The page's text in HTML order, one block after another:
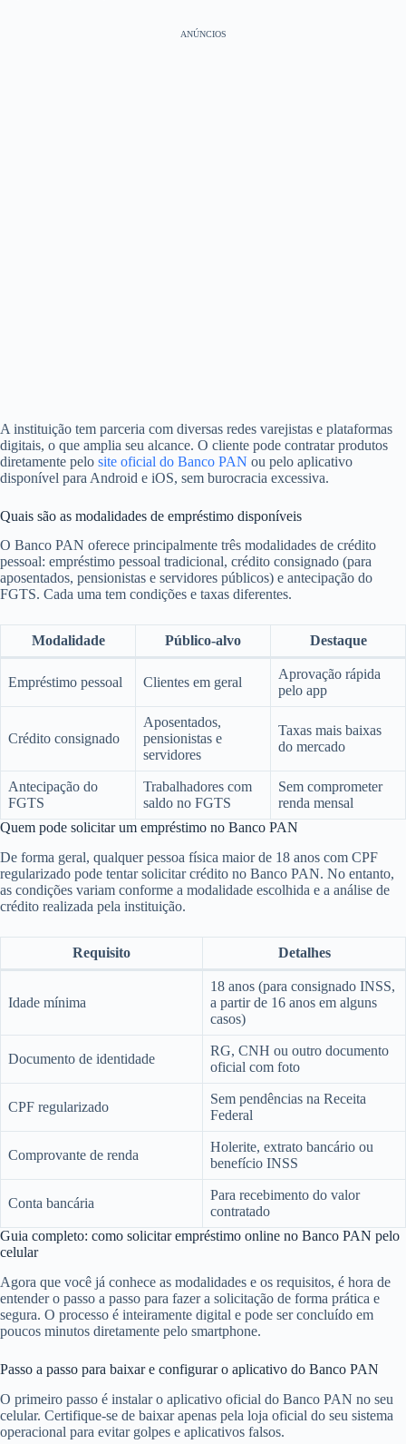
ANÚNCIOS
A instituição tem parceria com diversas redes varejistas e plataformas
digitais, o que amplia seu alcance. O cliente pode contratar produtos
diretamente pelo site oficial do Banco PAN ou pelo aplicativo
disponível para Android e iOS, sem burocracia excessiva.
Quais são as modalidades de empréstimo disponíveis
O Banco PAN oferece principalmente três modalidades de crédito
pessoal: empréstimo pessoal tradicional, crédito consignado (para
aposentados, pensionistas e servidores públicos) e antecipação do
FGTS. Cada uma tem condições e taxas diferentes.
Modalidade Público-alvo Destaque
Empréstimo pessoal Clientes em geral
Aprovação rápida
pelo app
Crédito consignado
Aposentados,
pensionistas e
servidores
Taxas mais baixas
do mercado
Antecipação do
FGTS
Trabalhadores com
saldo no FGTS
Sem comprometer
renda mensal
Quem pode solicitar um empréstimo no Banco PAN
De forma geral, qualquer pessoa física maior de 18 anos com CPF
regularizado pode tentar solicitar crédito no Banco PAN. No entanto,
as condições variam conforme a modalidade escolhida e a análise de
crédito realizada pela instituição.
Requisito Detalhes
Idade mínima
18 anos (para consignado INSS,
a partir de 16 anos em alguns
casos)
Documento de identidade
RG, CNH ou outro documento
oficial com foto
CPF regularizado
Sem pendências na Receita
Federal
Comprovante de renda
Holerite, extrato bancário ou
benefício INSS
Conta bancária
Para recebimento do valor
contratado
Guia completo: como solicitar empréstimo online no Banco PAN pelo
celular
Agora que você já conhece as modalidades e os requisitos, é hora de
entender o passo a passo para fazer a solicitação de forma prática e
segura. O processo é inteiramente digital e pode ser concluído em
poucos minutos diretamente pelo smartphone.
Passo a passo para baixar e configurar o aplicativo do Banco PAN
O primeiro passo é instalar o aplicativo oficial do Banco PAN no seu
celular. Certifique-se de baixar apenas pela loja oficial do seu sistema
operacional para evitar golpes e aplicativos falsos.